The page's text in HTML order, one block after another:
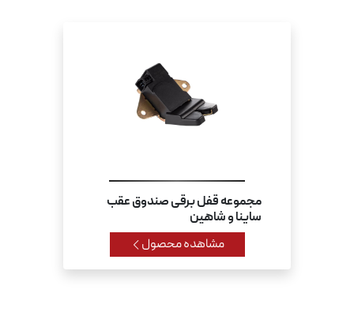
مجموعه قفل برقی صندوق عقب
ساینا و شاهین
مشاهده محصول